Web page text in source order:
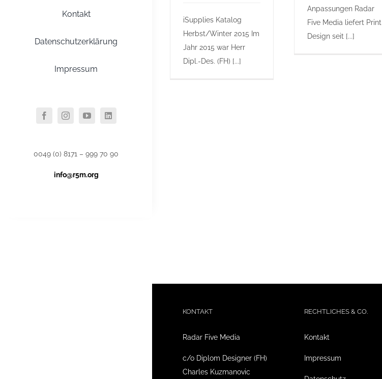
Kontakt
Datenschutzerklärung
Impressum
0049 (0) 8171 – 999 70 90
info@r5m.org
iSupplies Katalog
Herbst/Winter 2015 Im
Jahr 2015 war Herr
Dipl.-Des. (FH) [...]
Anpassungen Radar
Five Media liefert Print
Design seit [...]
KONTAKT
Radar Five Media
c/o Diplom Designer (FH)
Charles Kuzmanovic
RECHTLICHES & CO.
Kontakt
Impressum